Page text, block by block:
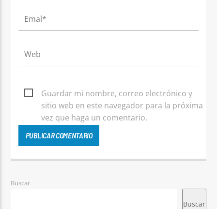
Guardar mi nombre, correo electrónico y
sitio web en este navegador para la próxima
vez que haga un comentario.
Buscar
Buscar